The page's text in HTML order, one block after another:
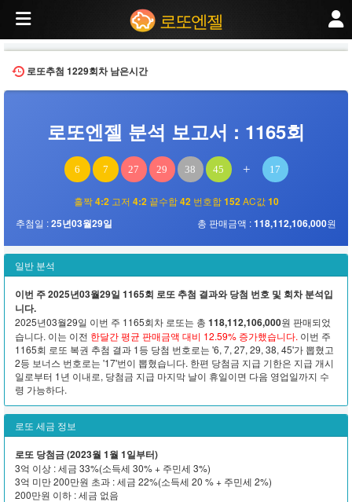
2025년03월29일 추첨된 제1165회 로또 당첨번호 분석. 번호 분포, 홀짝 비율, 고저
로또엔젤
로또추첨 1229회차남은시간
로또엔젤 분석 보고서 : 1165회
6 7 27 29 38 45 + 17
홀짝4:2 고저 4:2 끝수합42 번호합152 AC값10
추첨일 :25년03월29일 총 판매금액 :118,112,106,000원
일반 분석
이번 주 2025년03월29일 1165회 로또 추첨 결과와 당첨 번호 및 회차 분석입
니다.
2025년03월29일 이번 주 1165회차 로또는 총 118,112,106,000원 판매되었
습니다. 이는 이전 한달간 평균 판매금액 대비 12.59% 증가했습니다. 이번 주
1165회 로또 복권 추첨 결과 1등 당첨 번호로는 '6, 7, 27, 29, 38, 45'가 뽑혔고
2등 보너스 번호로는 '17'번이 뽑혔습니다. 한편 당첨금 지급 기한은 지급 개시
일로부터 1년 이내로, 당첨금 지급 마지막 날이 휴일이면 다음 영업일까지 수
령 가능하다.
로또 세금 정보
로또 당첨금 (2023월 1월 1일부터)
3억 이상 : 세금 33%(소득세 30% + 주민세 3%)
3억 미만 200만원 초과 : 세금 22%(소득세 20 % + 주민세 2%)
200만원 이하 : 세금 없음